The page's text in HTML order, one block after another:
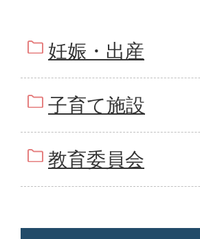
妊娠・出産
子育て施設
教育委員会